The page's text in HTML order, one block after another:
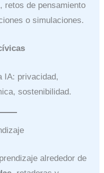
retos de pensamiento
o simulaciones.
IA: privacidad,
sostenibilidad.
alrededor de